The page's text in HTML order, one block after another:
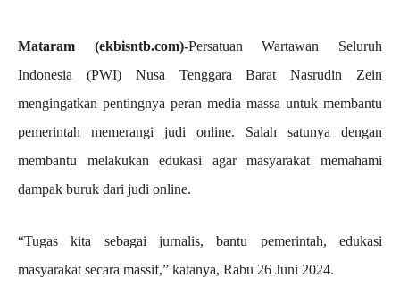
Mataram (ekbisntb.com)-Persatuan Wartawan Seluruh
Indonesia (PWI) Nusa Tenggara Barat Nasrudin Zein
mengingatkan pentingnya peran media massa untuk membantu
pemerintah memerangi judi online. Salah satunya dengan
membantu melakukan edukasi agar masyarakat memahami
dampak buruk dari judi online.
“Tugas kita sebagai jurnalis, bantu pemerintah, edukasi
masyarakat secara massif,” katanya, Rabu 26 Juni 2024.